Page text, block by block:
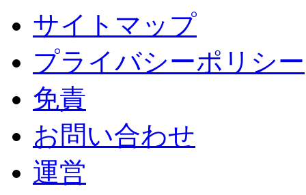
サイトマップ
プライバシーポリシー
免責
お問い合わせ
運営